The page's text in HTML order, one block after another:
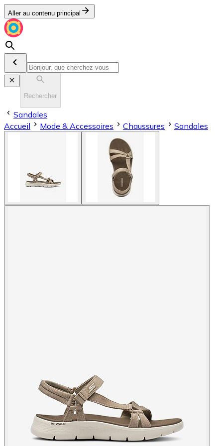
Aller au contenu principal
Rechercher
Sandales
Accueil
Mode & Accessoires Chaussures Sandales